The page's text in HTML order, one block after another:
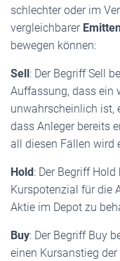
schlechter oder im
vergleichbarer
bewegen können:
Sell: Der Begriff Sell
Auffassung, dass ein
unwahrscheinlich ist,
dass Anleger bereits
all diesen Fällen wird
Hold: Der Begriff
Kurspotenzial für die
Aktie im Depot zu
Buy: Der Begriff Buy
einen Kursanstieg